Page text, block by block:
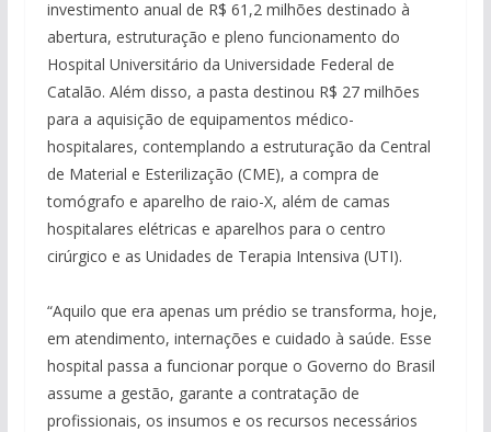
investimento anual de R$ 61,2 milhões destinado à
abertura, estruturação e pleno funcionamento do
Hospital Universitário da Universidade Federal de
Catalão. Além disso, a pasta destinou R$ 27 milhões
para a aquisição de equipamentos médico-
hospitalares, contemplando a estruturação da Central
de Material e Esterilização (CME), a compra de
tomógrafo e aparelho de raio-X, além de camas
hospitalares elétricas e aparelhos para o centro
cirúrgico e as Unidades de Terapia Intensiva (UTI).
“Aquilo que era apenas um prédio se transforma, hoje,
em atendimento, internações e cuidado à saúde. Esse
hospital passa a funcionar porque o Governo do Brasil
assume a gestão, garante a contratação de
profissionais, os insumos e os recursos necessários